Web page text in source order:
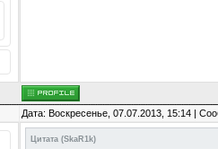
Дата: Воскресенье, 07.07.2013, 15:14 |
Цитата (SkaR1k)